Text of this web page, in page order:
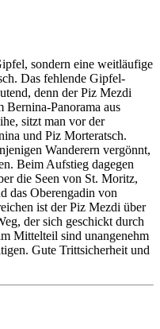
sondern eine weitläufige
Das fehlende Gipfel-
denn der Piz Mezdi
Panorama aus
sitzt man vor der
und Piz Morteratsch.
Wanderern vergönnt,
Beim Aufstieg dagegen
die Seen von St. Moritz,
das Oberengadin von
ist der Piz Mezdi über
der sich geschickt durch
Mittelteil sind unangenehm
Gute Trittsicherheit und